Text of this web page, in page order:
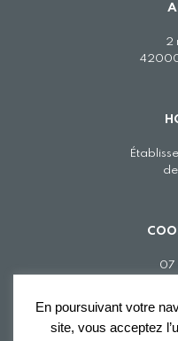
2
07
En poursuivant votre
site, vous acceptez